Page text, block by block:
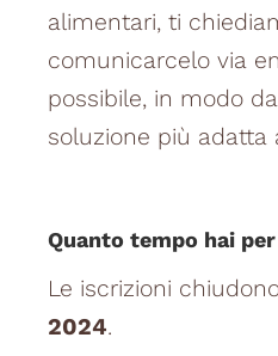
alimentari, ti
comunicarcelo via
possibile, in modo
soluzione più adatta
Quanto tempo hai
Le iscrizioni
2024.